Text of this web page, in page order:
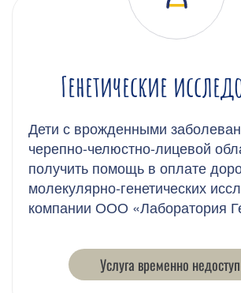
Генетические
Дети с врожденными
черепно-челюстно-лицевой
получить помощь в оплате
молекулярно-генетических
компании ООО «Лаборатория
Услуга временно